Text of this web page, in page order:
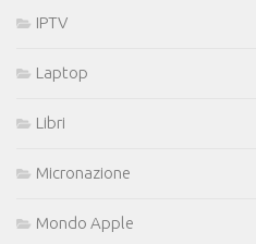
IPTV
Laptop
Libri
Micronazione
Mondo Apple